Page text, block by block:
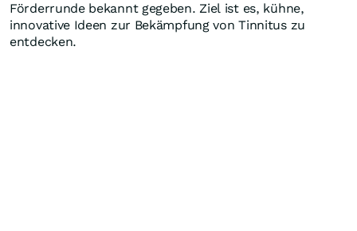
Förderrunde bekannt gegeben. Ziel ist es, kühne,
innovative Ideen zur Bekämpfung von Tinnitus zu
entdecken.